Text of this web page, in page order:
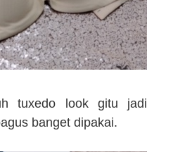
tuxedo look gitu jadi
banget dipakai.